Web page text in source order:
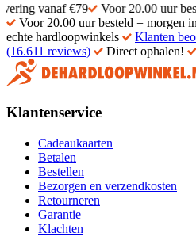
€79 Voor 20.00 uur besteld =
Voor 20.00 uur besteld = morgen
echte hardloopwinkels
Klanten
(16.611 reviews)
Direct ophalen!
Klantenservice
Cadeaukaarten
Betalen
Bestellen
Bezorgen en verzendkosten
Retourneren
Garantie
Klachten